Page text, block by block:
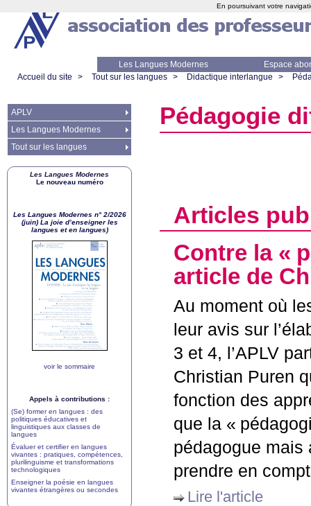
Les Langues Modernes
Espace
Accueil du site
> Tout sur les langues > Didactique interlangue >
Pédagogie
Articles
Contre la «
article de
Au moment où
leur avis sur
3 et 4, l’APLV
Christian Puren
fonction des
que la «
pédagogue mais
prendre en
Lire l'article
APLV
Les Langues Modernes
Tout sur les langues
Les Langues Modernes
Le nouveau numéro
Les Langues Modernes n° 2/2026
(juin) La joie d’enseigner les
langues et en langues)
voir le sommaire
Appels à contributions :
(Se) former en langues : des
politiques éducatives et
linguistiques aux classes de
langues
Évaluer et certifier en langues
vivantes : pratiques, compétences,
plurilinguisme et transformations
technologiques
Enseigner la poésie en langues
vivantes étrangères ou secondes
En poursuivant votre